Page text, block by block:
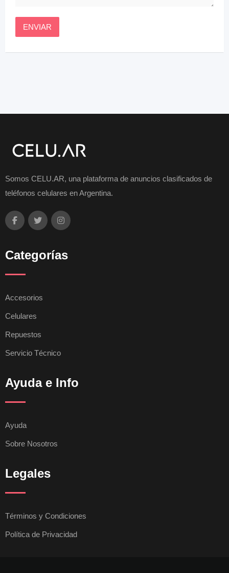
Somos CELU.AR, una plataforma de anuncios clasificados de
teléfonos celulares en Argentina.
Categorías
Accesorios
Celulares
Repuestos
Servicio Técnico
Ayuda e Info
Ayuda
Sobre Nosotros
Legales
Términos y Condiciones
Política de Privacidad